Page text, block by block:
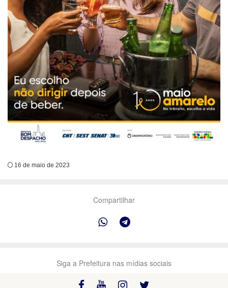
16 de maio de 2023
Compartilhar
Siga a Prefeitura nas mídias sociais